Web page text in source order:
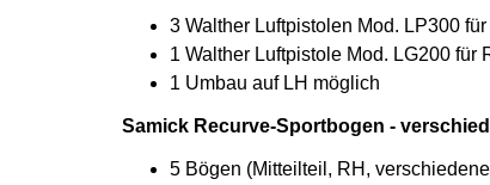
3 Walther Luftpistolen Mod. LP300 für
1 Walther Luftpistole Mod. LG200 für
1 Umbau auf LH möglich
Samick Recurve-Sportbogen -
5 Bögen (Mitteilteil, RH,